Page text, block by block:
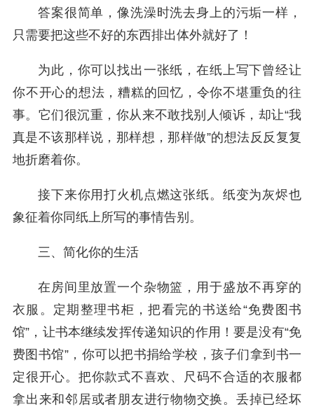
答案很简单，像洗澡时洗去身上的污垢一样，
只需要把这些不好的东西排出体外就好了！
为此，你可以找出一张纸，在纸上写下曾经让
你不开心的想法，糟糕的回忆，令你不堪重负的往
事。它们很沉重，你从来不敢找别人倾诉，却让“我
真是不该那样说，那样想，那样做”的想法反反复复
地折磨着你。
接下来你用打火机点燃这张纸。纸变为灰烬也
象征着你同纸上所写的事情告别。
三、简化你的生活
在房间里放置一个杂物篮，用于盛放不再穿的
衣服。定期整理书柜，把看完的书送给“免费图书
馆”，让书本继续发挥传递知识的作用！要是没有“免
费图书馆”，你可以把书捐给学校，孩子们拿到书一
定很开心。把你款式不喜欢、尺码不合适的衣服都
拿出来和邻居或者朋友进行物物交换。丢掉已经坏